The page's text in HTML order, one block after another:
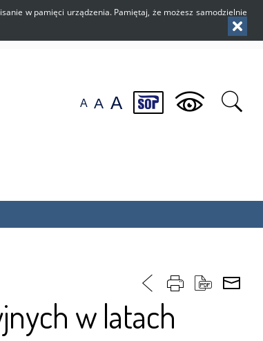
w pamięci urządzenia. Pamiętaj, że możesz samodzielnie
w latach